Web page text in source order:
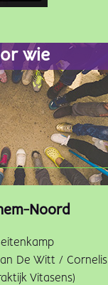
wie
Noord
De Witt / Cornelis
Vitasens)